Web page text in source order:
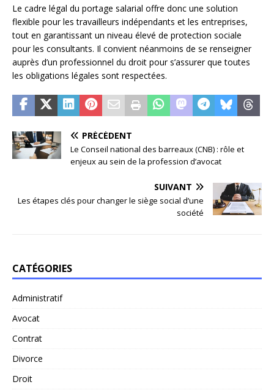
Le cadre légal du portage salarial offre donc une solution
flexible pour les travailleurs indépendants et les entreprises,
tout en garantissant un niveau élevé de protection sociale
pour les consultants. Il convient néanmoins de se renseigner
auprès d’un professionnel du droit pour s’assurer que toutes
les obligations légales sont respectées.
PRÉCÉDENT
Le Conseil national des barreaux (CNB) : rôle et
enjeux au sein de la profession d’avocat
SUIVANT
Les étapes clés pour changer le siège social d’une
société
CATÉGORIES
Administratif
Avocat
Contrat
Divorce
Droit